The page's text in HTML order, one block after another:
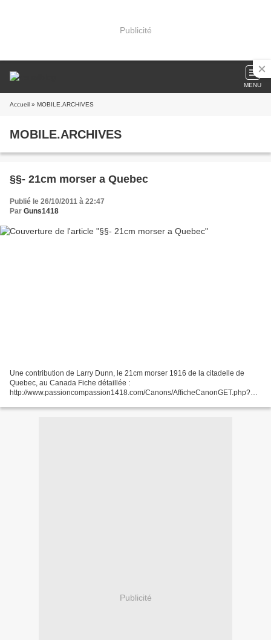
Publicité
MENU
Accueil » MOBILE.ARCHIVES
MOBILE.ARCHIVES
§§- 21cm morser a Quebec
Publié le 26/10/2011 à 22:47
Par Guns1418
Une contribution de Larry Dunn, le 21cm morser 1916 de la citadelle de
Quebec, au Canada Fiche détaillée :
http://www.passioncompassion1418.com/Canons/AfficheCanonGET.php?
Publicité